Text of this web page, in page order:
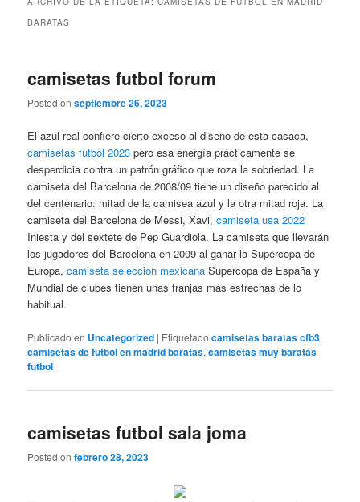
BARATAS
camisetas futbol forum
Posted onseptiembre 26, 2023
El azul real confiere cierto exceso al diseño de esta casaca,
camisetas futbol 2023 pero esa energía prácticamente se
desperdicia contra un patrón gráfico que roza la sobriedad. La
camiseta del Barcelona de 2008/09 tiene un diseño parecido al
del centenario: mitad de la camisea azul y la otra mitad roja. La
camiseta del Barcelona de Messi, Xavi,camiseta usa 2022
Iniesta y del sextete de Pep Guardiola. La camiseta que llevarán
los jugadores del Barcelona en 2009 al ganar la Supercopa de
Europa,camiseta seleccion mexicana Supercopa de España y
Mundial de clubes tienen unas franjas más estrechas de lo
habitual.
Publicado en Uncategorized | Etiquetado camisetas baratas cfb3,
camisetas de futbol en madrid baratas,camisetas muy baratas
futbol
camisetas futbol sala joma
Posted onfebrero 28, 2023